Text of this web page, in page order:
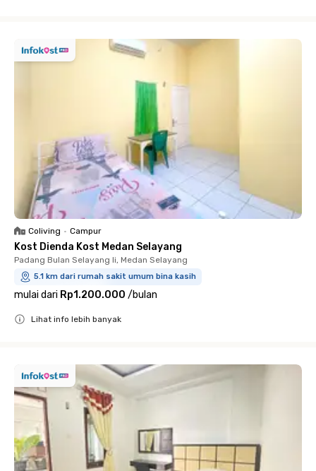
Coliving • Campur
Kost Dienda Kost Medan Selayang
Padang Bulan Selayang Ii, Medan Selayang
5.1 km dari rumah sakit umum bina kasih
mulai dari Rp1.200.000 /bulan
Lihat info lebih banyak